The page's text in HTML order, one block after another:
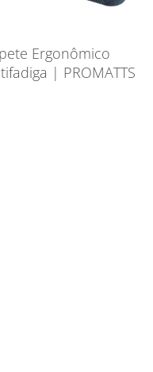
Ergonômico
| PROMATTS